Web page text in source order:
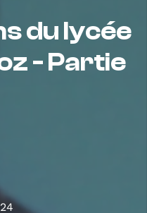
du lycée
- Partie